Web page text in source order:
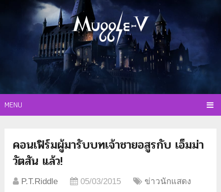
MENU
คอนเฟิร์มผู้มารับบทเจ้าชายอสูรกับ เอ็มม่า
วัตสัน แล้ว!
P.T.Riddle 05/03/2015 ข่าวนักแสดง